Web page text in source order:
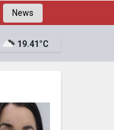
News
19.41°C